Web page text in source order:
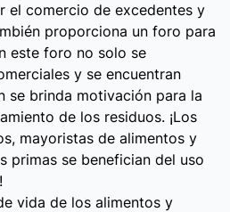
el comercio de excedentes y
proporciona un foro para
este foro no solo se
y se encuentran
se brinda motivación para la
de los residuos. ¡Los
mayoristas de alimentos y
primas se benefician del uso
vida de los alimentos y